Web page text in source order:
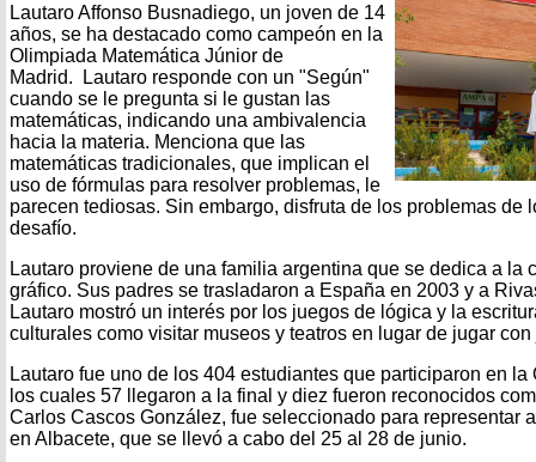
Lautaro Affonso Busnadiego, un joven de 14
años, se ha destacado como campeón en la
Olimpiada Matemática Júnior de
Madrid. Lautaro responde con un "Según"
cuando se le pregunta si le gustan las
matemáticas, indicando una ambivalencia
hacia la materia. Menciona que las
matemáticas tradicionales, que implican el
uso de fórmulas para resolver problemas, le
parecen tediosas. Sin embargo, disfruta de los problemas de
desafío.
Lautaro proviene de una familia argentina que se dedica a la
gráfico. Sus padres se trasladaron a España en 2003 y a
Lautaro mostró un interés por los juegos de lógica y la
culturales como visitar museos y teatros en lugar de jugar
Lautaro fue uno de los 404 estudiantes que participaron en
los cuales 57 llegaron a la final y diez fueron reconocidos
Carlos Cascos González, fue seleccionado para representar
en Albacete, que se llevó a cabo del 25 al 28 de junio.